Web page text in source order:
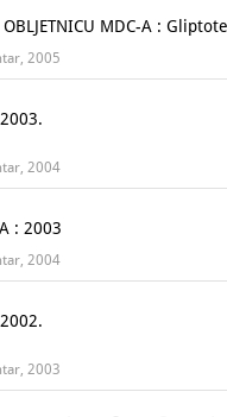
OBLJETNICU MDC-A :
2005
2003.
2004
: 2003
2004
2002.
2003